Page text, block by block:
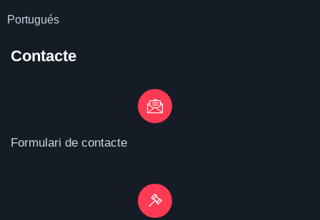
Portugués
Contacte
Formulari de contacte